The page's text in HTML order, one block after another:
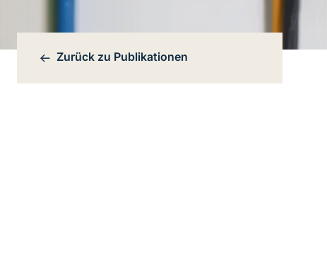
Bereichsnavigation
Zurück zu Publikationen